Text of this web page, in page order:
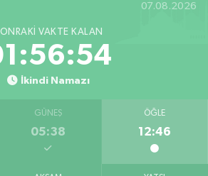
07.08.2026
VAKTE KALAN
İkindi Namazı
GÜNEŞ
05:38
ÖĞLE
12:46